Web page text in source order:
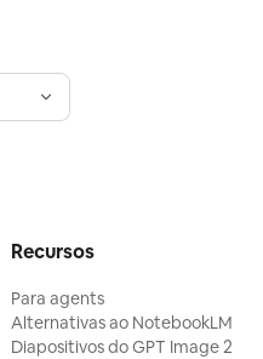
Recursos
Para agents
Alternativas ao NotebookLM
Diapositivos do GPT Image 2